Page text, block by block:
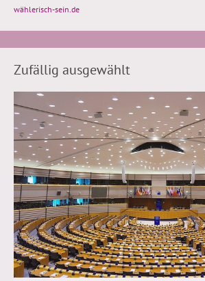
wählerisch-sein.de
Zufällig ausgewählt